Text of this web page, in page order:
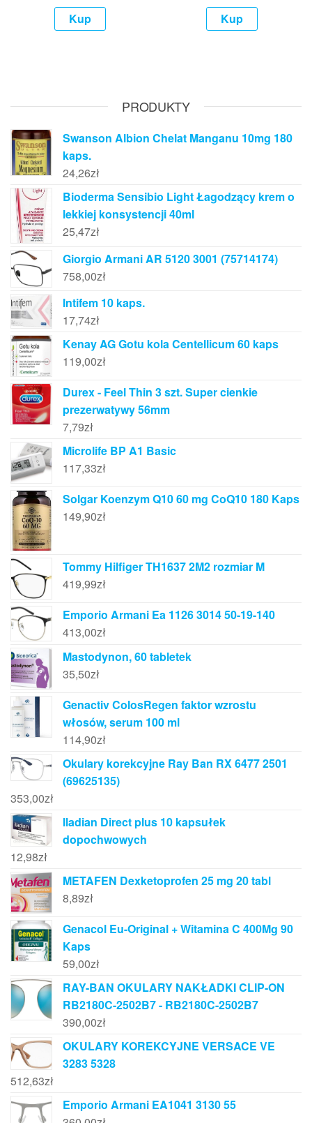
Kup Kup
PRODUKTY
Swanson Albion Chelat Manganu 10mg 180
kaps.
24,26zł
Bioderma Sensibio Light Łagodzący krem o
lekkiej konsystencji 40ml
25,47zł
Giorgio Armani AR 5120 3001 (75714174)
758,00zł
Intifem 10 kaps.
17,74zł
Kenay AG Gotu kola Centellicum 60 kaps
119,00zł
Durex - Feel Thin 3 szt. Super cienkie
prezerwatywy 56mm
7,79zł
Microlife BP A1 Basic
117,33zł
Solgar Koenzym Q10 60 mg CoQ10 180 Kaps
149,90zł
Tommy Hilfiger TH1637 2M2 rozmiar M
419,99zł
Emporio Armani Ea 1126 3014 50-19-140
413,00zł
Mastodynon, 60 tabletek
35,50zł
Genactiv ColosRegen faktor wzrostu
włosów, serum 100 ml
114,90zł
Okulary korekcyjne Ray Ban RX 6477 2501
(69625135)
353,00zł
Iladian Direct plus 10 kapsułek
dopochwowych
12,98zł
METAFEN Dexketoprofen 25 mg 20 tabl
8,89zł
Genacol Eu-Original + Witamina C 400Mg 90
Kaps
59,00zł
RAY-BAN OKULARY NAKŁADKI CLIP-ON
RB2180C-2502B7 - RB2180C-2502B7
390,00zł
OKULARY KOREKCYJNE VERSACE VE
3283 5328
512,63zł
Emporio Armani EA1041 3130 55